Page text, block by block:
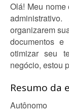
Olá! Meu
organizarem
documentos
otimizar seu
negócio, estou
Resumo da
Autônomo